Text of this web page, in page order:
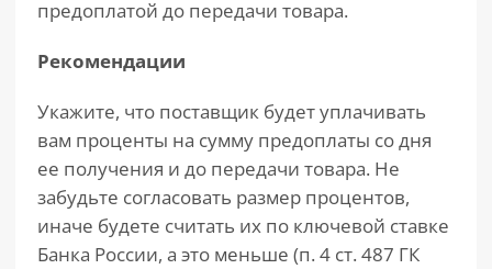
предоплатой до передачи товара.
Рекомендации
Укажите, что поставщик будет уплачивать
вам проценты на сумму предоплаты со дня
ее получения и до передачи товара. Не
забудьте согласовать размер процентов,
иначе будете считать их по ключевой ставке
Банка России, а это меньше (п. 4 ст. 487 ГК